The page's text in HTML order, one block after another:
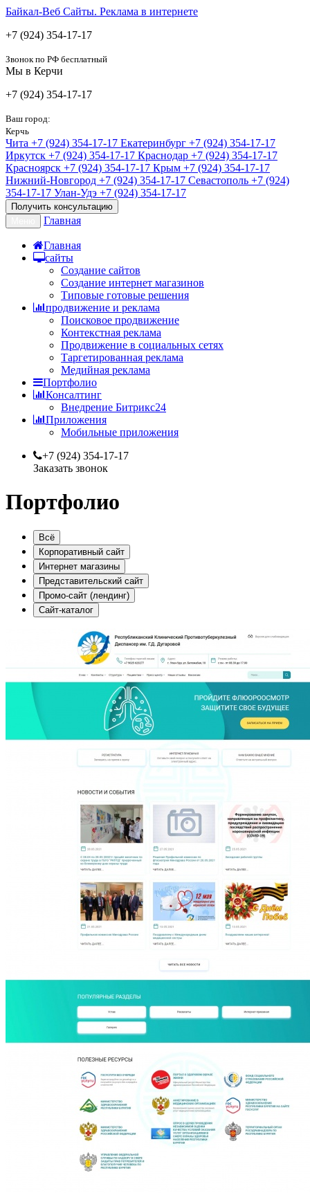
Байкал-Веб Сайты. Реклама в интернете
+7 (924) 354-17-17
Звонок по РФ бесплатный
Мы в Керчи
+7 (924) 354-17-17
Ваш город:
Керчь
Чита +7 (924) 354-17-17 Екатеринбург +7 (924) 354-17-17
Иркутск +7 (924) 354-17-17 Краснодар +7 (924) 354-17-17
Красноярск +7 (924) 354-17-17 Крым +7 (924) 354-17-17
Нижний-Новгород +7 (924) 354-17-17 Севастополь +7 (924)
354-17-17 Улан-Удэ +7 (924) 354-17-17
Получить консультацию
Главная
Главная
сайты
Создание сайтов
Создание интернет магазинов
Типовые готовые решения
продвижение и реклама
Поисковое продвижение
Контекстная реклама
Продвижение в социальных сетях
Таргетированная реклама
Медийная реклама
Портфолио
Консалтинг
Внедрение Битрикс24
Приложения
Мобильные приложения
+7 (924) 354-17-17
Заказать звонок
Портфолио
Всё
Корпоративный сайт
Интернет магазины
Представительский сайт
Промо-сайт (лендинг)
Сайт-каталог